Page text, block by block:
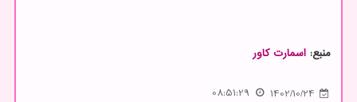
منبع: اسمارت كاور
1402/10/24
08:51:29